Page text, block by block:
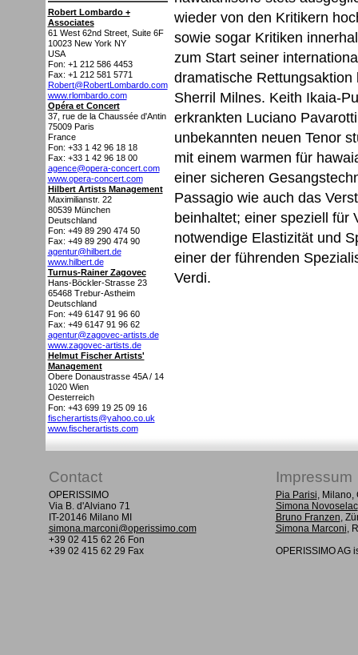
Robert Lombardo +
Associates
61 West 62nd Street, Suite 6F
10023 New York NY
USA
Fon: +1 212 586 4453
Fax: +1 212 581 5771
Robert@RobertLombardo.com
www.rlombardo.com
Opéra et Concert
37, rue de la Chaussée d'Antin
75009 Paris
France
Fon: +33 1 42 96 18 18
Fax: +33 1 42 96 18 00
agence@opera-concert.com
www.opera-concert.com
Hilbert Artists Management
Maximilianstr. 22
80539 München
Deutschland
Fon: +49 89 290 474 50
Fax: +49 89 290 474 90
agentur@hilbert.de
www.hilbert.de
Turnus-Rainer Zagovec
Hans-Böckler-Strasse 23
65468 Trebur-Astheim
Deutschland
Fon: +49 6147 91 96 60
Fax: +49 6147 91 96 62
agentur@zagovec-artists.de
www.zagovec-artists.de
Helmut Fischer Artists'
Management
Obere Donaustrasse 45A / 14
1020 Wien
Oesterreich
Fon: +43 699 19 25 09 16
fischerartists@yahoo.co.uk
www.fischerartists.com
wieder von den Kritikern
sowie sogar Kritiken
zum Start seiner
dramatische
Sherril Milnes. Keith Ikaia-
erkrankten Luciano
unbekannten neuen Tenor
mit einem warmen für
einer sicheren
Passagio wie auch das
beinhaltet; einer speziell für
notwendige Elastizität und
einer der führenden
Verdi.
Contact Impressum
OPERISSIMO
Via B. d'Alviano 71
IT-20146 Milano MI
simona.marconi@operissimo.com
+39 02 415 62 26 Fon
+39 02 415 62 29 Fax
Pia Parisi, Milano,
Simona Novoselac
Bruno Franzen,
Simona Marconi,
OPERISSIMO AG